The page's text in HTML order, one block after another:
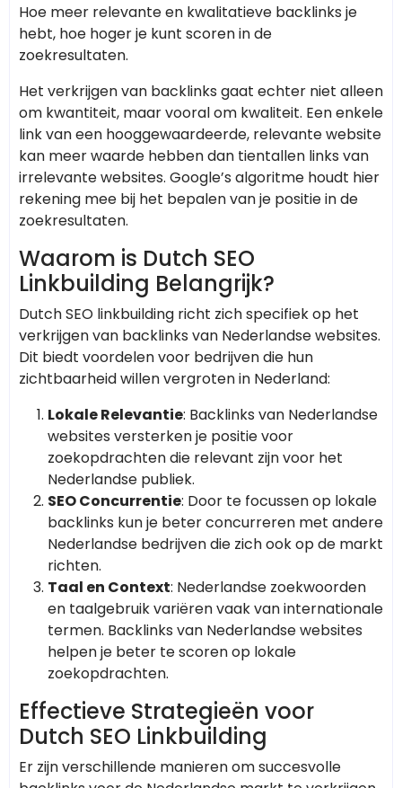
Hoe meer relevante en kwalitatieve backlinks je
hebt, hoe hoger je kunt scoren in de
zoekresultaten.
Het verkrijgen van backlinks gaat echter niet alleen
om kwantiteit, maar vooral om kwaliteit. Een enkele
link van een hooggewaardeerde, relevante website
kan meer waarde hebben dan tientallen links van
irrelevante websites. Google’s algoritme houdt hier
rekening mee bij het bepalen van je positie in de
zoekresultaten.
Waarom is Dutch SEO
Linkbuilding Belangrijk?
Dutch SEO linkbuilding richt zich specifiek op het
verkrijgen van backlinks van Nederlandse websites.
Dit biedt voordelen voor bedrijven die hun
zichtbaarheid willen vergroten in Nederland:
Lokale Relevantie: Backlinks van Nederlandse
websites versterken je positie voor
zoekopdrachten die relevant zijn voor het
Nederlandse publiek.
SEO Concurrentie: Door te focussen op lokale
backlinks kun je beter concurreren met andere
Nederlandse bedrijven die zich ook op de markt
richten.
Taal en Context: Nederlandse zoekwoorden
en taalgebruik variëren vaak van internationale
termen. Backlinks van Nederlandse websites
helpen je beter te scoren op lokale
zoekopdrachten.
Effectieve Strategieën voor
Dutch SEO Linkbuilding
Er zijn verschillende manieren om succesvolle